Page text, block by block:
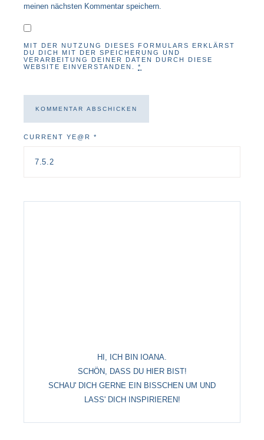
meinen nächsten Kommentar speichern.
MIT DER NUTZUNG DIESES FORMULARS ERKLÄRST
DU DICH MIT DER SPEICHERUNG UND
VERARBEITUNG DEINER DATEN DURCH DIESE
WEBSITE EINVERSTANDEN. *
CURRENT YE@R *
HI, ICH BIN IOANA.
SCHÖN, DASS DU HIER BIST!
SCHAU' DICH GERNE EIN BISSCHEN UM UND
LASS' DICH INSPIRIEREN!